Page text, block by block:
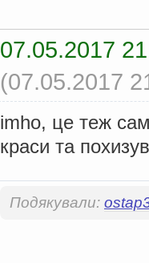
07.05.2017
(07.05.2017
imho, це теж
краси та
Подякували: